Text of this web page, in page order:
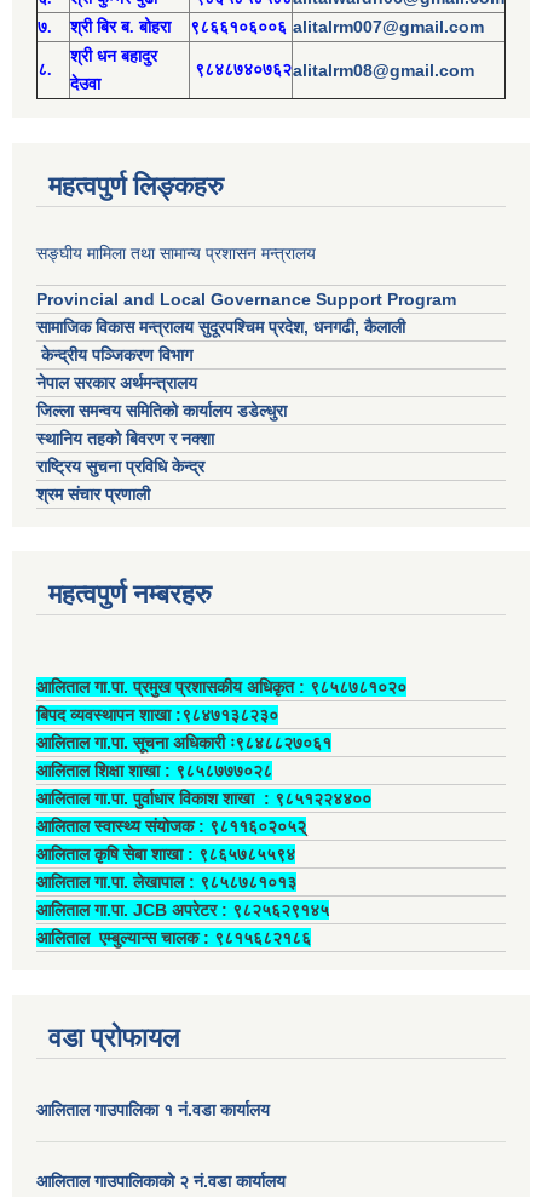
७. श्री बिर ब. बोहरा ९८६६१०६००६ alitalrm007@gmail.com
८.
श्री धन बहादुर
देउवा
९८४८७४०७६२alitalrm08@gmail.com
महत्वपुर्ण लिङ्कहरु
सङ्घीय मामिला तथा सामान्य प्रशासन मन्त्रालय
Provincial and Local Governance Support Program
सामाजिक विकास मन्त्रालय सुदूरपश्चिम प्रदेश, धनगढी, कैलाली
केन्द्रीय पञ्जिकरण विभाग
नेपाल सरकार अर्थमन्त्रालय
जिल्ला समन्वय समितिको कार्यालय डडेल्धुरा
स्थानिय तहको बिवरण र नक्शा
राष्ट्रिय सुचना प्रविधि केन्द्र
श्रम संचार प्रणाली
महत्वपुर्ण नम्बरहरु
आलिताल गा.पा. प्रमुख प्रशासकीय अधिकृत ‍: ९८५८७८१०२०
बिपद व्यवस्थापन शाखा :९८४७१३८२३०
आलिताल गा.पा. सूचना अधिकारी ः९८४८८२७०६१
आलिताल शिक्षा शाखा : ९८५८७७७०२८
आलिताल गा.पा. पुर्वाधार विकाश शाखा ‍: ९८५१२२४४००
आलिताल स्वास्थ्य संयोजक ‍: ९८११६०२०५२्
आलिताल कृषि सेबा शाखा : ९८६५७८५५९४
आलिताल गा.पा. लेखापाल ‍: ९८५८७८१०१३
आलिताल गा.पा. JCB अपरेटर ‍: ९८२५६२९१४५
आलिताल एम्बुल्यान्स चालक ‍: ९८१५६८२१८६
वडा प्रोफायल
आलिताल गाउपालिका १ नं.वडा कार्यालय
आलिताल गाउपालिकाको २ नं.वडा कार्यालय